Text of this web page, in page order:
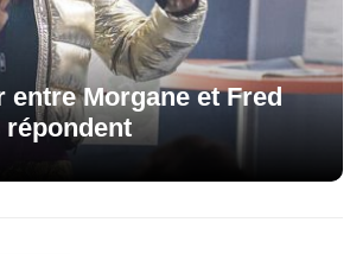
Morgane et Fred